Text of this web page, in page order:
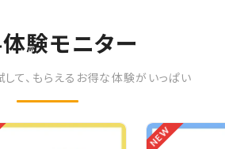
験モニター
て、もらえるお得な体験がいっぱい
NEW